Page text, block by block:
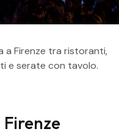
a Firenze tra ristoranti,
e serate con tavolo.